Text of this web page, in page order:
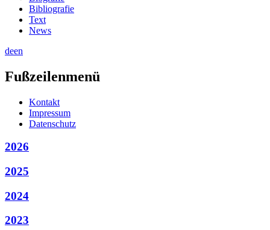
Bibliografie
Text
News
deen
Fußzeilenmenü
Kontakt
Impressum
Datenschutz
2026
2025
2024
2023